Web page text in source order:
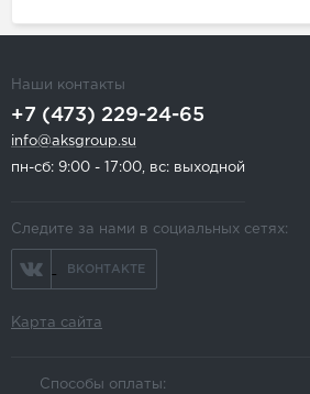
Наши контакты
+7 (473) 229-24-65
info@aksgroup.su
пн-сб: 9:00 - 17:00, вс: выходной
Следите за нами в социальных сетях:
ВКОНТАКТЕ
Карта сайта
Способы оплаты: